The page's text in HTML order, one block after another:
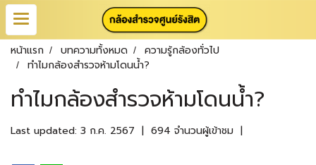
หน้าแรก บทความทั้งหมด
ความรู้กล้องทั่วไป
ทำไมกล้องสำรวจห้ามโดนน้ำ?
ทำไมกล้องสำรวจห้ามโดนน้ำ?
Last updated: 3 ก.ค. 2567 | 694 จำนวนผู้เข้าชม |